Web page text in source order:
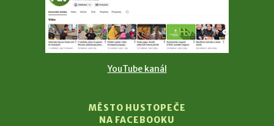
YouTube kanál
MĚSTO HUSTOPEČE
NA FACEBOOKU